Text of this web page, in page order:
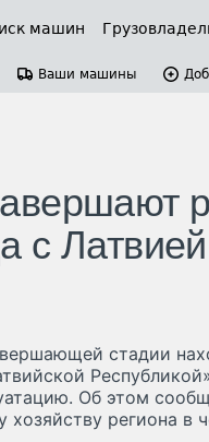
машин
Ваши машины
с Латвией
стадии
Об этом
региона в